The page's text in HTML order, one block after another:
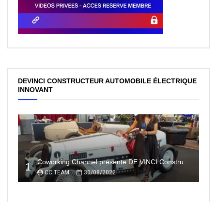
DEVINCI CONSTRUCTEUR AUTOMOBILE ÉLECTRIQUE
INNOVANT
1 CC TEAM 30/08/2022